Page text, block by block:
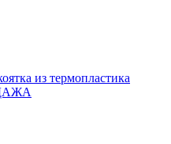
из термопластика